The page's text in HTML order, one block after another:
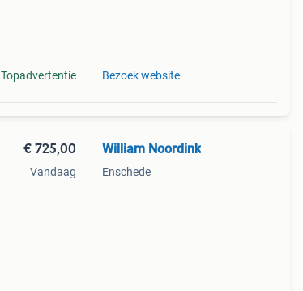
Topadvertentie Bezoek website
€ 725,00
Vandaag
William Noordink
Enschede